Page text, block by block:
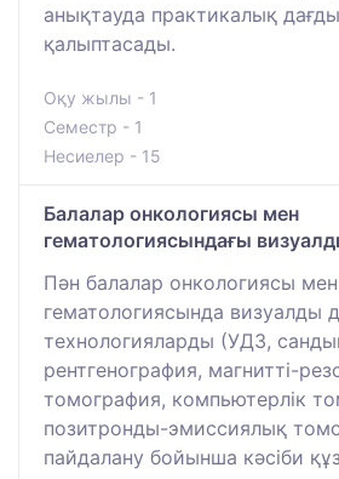
анықтауда практикалық
қалыптасады.
Оқу жылы - 1
Семестр - 1
Несиелер - 15
Балалар онкологиясы мен
гематологиясындағы
Пән балалар онкологиясы мен
гематологиясында визуалды
технологияларды (УДЗ,
рентгенография, магнитті-
томография, компьютерлік
позитронды-эмиссиялық
пайдалану бойынша кәсіби